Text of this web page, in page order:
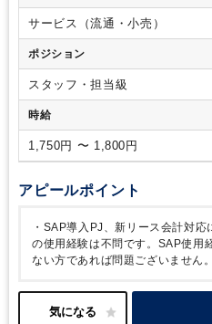
サービス（流通・小売）
ポジション
スタッフ・担当級
時給
1,750円 〜 1,800円
アピールポイント
・SAP導入PJ、新リース会計対応
の使用経験は不問です。SAP使用
ない方であれば問題ございません。
～16:00、9:30～17:00など）。・
スタッフ就業中です。